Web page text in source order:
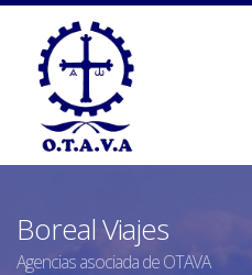
Boreal Viajes
Agencias asociada de OTAVA